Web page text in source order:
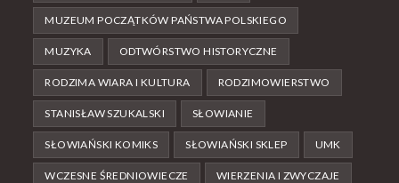
MUZEUM POCZĄTKÓW PAŃSTWA POLSKIEGO
MUZYKA ODTWÓRSTWO HISTORYCZNE
RODZIMA WIARA I KULTURA RODZIMOWIERSTWO
STANISŁAW SZUKALSKI SŁOWIANIE
SŁOWIAŃSKI KOMIKS SŁOWIAŃSKI SKLEP UMK
WCZESNE ŚREDNIOWIECZE WIERZENIA I ZWYCZAJE